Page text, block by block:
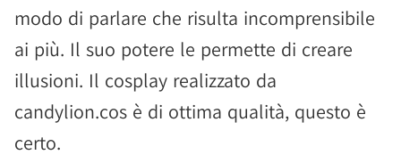
modo di parlare che risulta incomprensibile
ai più. Il suo potere le permette di creare
illusioni. Il cosplay realizzato da
candylion.cos è di ottima qualità, questo è
certo.